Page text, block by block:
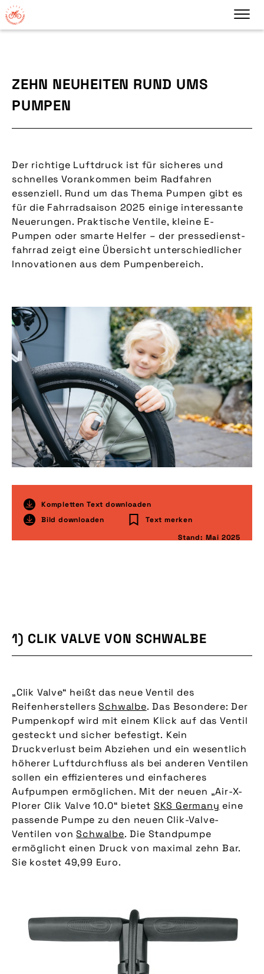
ZEHN NEUHEITEN RUND UMS
PUMPEN
Der richtige Luftdruck ist für sicheres und
schnelles Vorankommen beim Radfahren
essenziell. Rund um das Thema Pumpen gibt es
für die Fahrradsaison 2025 einige interessante
Neuerungen. Praktische Ventile, kleine E-
Pumpen oder smarte Helfer – der pressedienst-
fahrrad zeigt eine Übersicht unterschiedlicher
Innovationen aus dem Pumpenbereich.
Kompletten Text downloaden
Bild downloaden
Text merken
Stand: Mai 2025
1) CLIK VALVE VON SCHWALBE
„Clik Valve“ heißt das neue Ventil des
ReifenherstellersSchwalbe. Das Besondere: Der
Pumpenkopf wird mit einem Klick auf das Ventil
gesteckt und sicher befestigt. Kein
Druckverlust beim Abziehen und ein wesentlich
höherer Luftdurchfluss als bei anderen Ventilen
sollen ein effizienteres und einfacheres
Aufpumpen ermöglichen. Mit der neuen „Air-X-
Plorer Clik Valve 10.0“ bietet SKS Germany eine
passende Pumpe zu den neuen Clik-Valve-
Ventilen vonSchwalbe. Die Standpumpe
ermöglicht einen Druck von maximal zehn Bar.
Sie kostet 49,99 Euro.